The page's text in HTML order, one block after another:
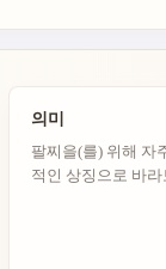
의미
팔찌을(를) 위해 자
적인 상징으로 바